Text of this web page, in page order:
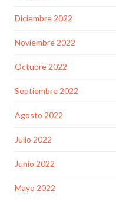
Diciembre 2022
Noviembre 2022
Octubre 2022
Septiembre 2022
Agosto 2022
Julio 2022
Junio 2022
Mayo 2022